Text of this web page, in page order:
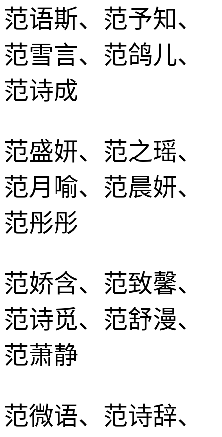
范语斯、范予知、
范雪言、范鸽儿、
范诗成
范盛妍、范之瑶、
范月喻、范晨妍、
范彤彤
范娇含、范致馨、
范诗觅、范舒漫、
范萧静
范微语、范诗辞、